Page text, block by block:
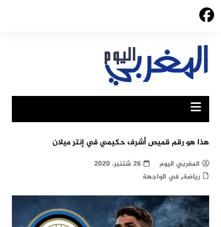
Skip
هذا هو رقم قميص أشرف حكيمي في إنتر ميلان
المغربي اليوم
26 شتنبر، 2020
رياضة, في الواجهة